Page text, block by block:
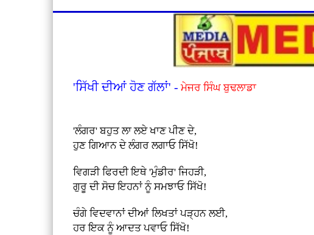
'ਸਿੱਖੀ ਦੀਆਂ ਹੋਣ ਗੱਲਾਂ' - ਮੇਜਰ ਸਿੰਘ ਬੁਢਲਾਡਾ
'ਲੰਗਰ' ਬਹੁਤ ਲਾ ਲ‌ਏ ਖਾਣ ਪੀਣ ਦੇ,
ਹੁਣ ਗਿਆਨ ਦੇ ਲੰਗਰ ਲਗਾਓ ਸਿੱਖੋ!
ਵਿਗੜੀ ਫਿਰਦੀ ਇਥੇ 'ਮੁੰਡੀਰ' ਜਿਹੜੀ,
ਗੁਰੂ ਦੀ ਸੋਚ ਇਹਨਾਂ ਨੂੰ ਸਮਝਾਓ ਸਿੱਖੋ!
ਚੰਗੇ ਵਿਦਵਾਨਾਂ ਦੀਆਂ ਲਿਖਤਾਂ ਪੜ੍ਹਨ ਲਈ,
ਹਰ ਇਕ ਨੂੰ ਆਦਤ ਪਵਾਓ ਸਿੱਖੋ!